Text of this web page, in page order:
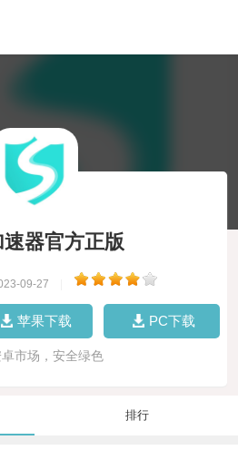
速器官方正版
09-27
苹果下载 PC下载
市场，安全绿色
排行